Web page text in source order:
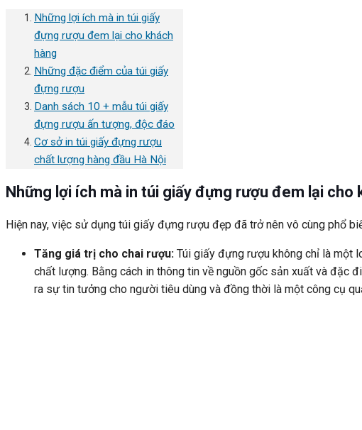
Những lợi ích mà in túi giấy
đựng rượu đem lại cho khách
hàng
Những đặc điểm của túi giấy
đựng rượu
Danh sách 10 + mẫu túi giấy
đựng rượu ấn tượng, độc đáo
Cơ sở in túi giấy đựng rượu
chất lượng hàng đầu Hà Nội
Những lợi ích mà in túi giấy đựng rượu đem lại cho
Hiện nay, việc sử dụng túi giấy đựng rượu đẹp đã trở nên vô cùng phổ
Tăng giá trị cho chai rượu: Túi giấy đựng rượu không chỉ là một
chất lượng. Bằng cách in thông tin về nguồn gốc sản xuất và đặc
ra sự tin tưởng cho người tiêu dùng và đồng thời là một công cụ